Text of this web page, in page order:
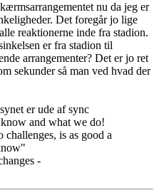
nu da jeg er
Det foregår jo lige
reaktionerne inde fra stadion.
er fra stadion til
arrangementer? Det er jo ret
sekunder så man ved hvad der
er ude af sync
and what we do!
is as good a
-